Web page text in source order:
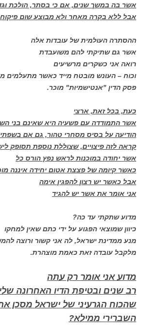
אשר בה במשך שנים, אם כי בסתר, הולכת
אבל ללא בקרה מאחר ולא מבוצע שום
ההסתרה העולמית של עובדות אלה
אשר גם שתיקתי להם משועבדת
רואה אני כשקרים מרשיעים
וכוח – העונש מובטח מייד כאשר מתעלמים
פסק הדין "אנטישמיות" מוכר.
כעת, בכל זאת, ארצי
אשר התמודדה עם פשעיה היא שאינם בני
הודיעה על בסיס מסחרי טהור, גם אם
קראה לזה פיצויים, שצוללת נוספת תסופק
אשר יחודה במוכנות לראש נפץ הורס כל
כאשר קיומה של פצצת אטום יחידה איננה
אבל כאשר יש רצון להפגין אימה
אני אומר את אשר יש להגיד
מדוע שתקתי עד כה?
כיוון שמוצאי הפגוע על ידי כתם שאין למחקו
מנע ממדינת ישראל, לה אני קשור ורוצה
מלקבל עובדה זאת כאמת מוצהרת.
מדוע אני אומר רק עתה
רב שנים ובטיפת הדיו האחרונה שלי
שהכוח הגרעיני של ישראל מסכן
השברירי ממילא?